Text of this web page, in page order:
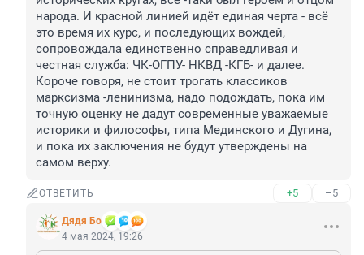
народа. И красной линией идёт единая черта - всё
это время их курс, и последующих вождей,
сопровождала единственно справедливая и
честная служба: ЧК-ОГПУ- НКВД -КГБ- и далее.
Короче говоря, не стоит трогать классиков
марксизма -ленинизма, надо подождать, пока им
точную оценку не дадут современные уважаемые
историки и философы, типа Мединского и Дугина,
и пока их заключения не будут утверждены на
самом верху.
ОТВЕТИТЬ +5 –5
Дядя Бо
4 мая 2024, 19:26